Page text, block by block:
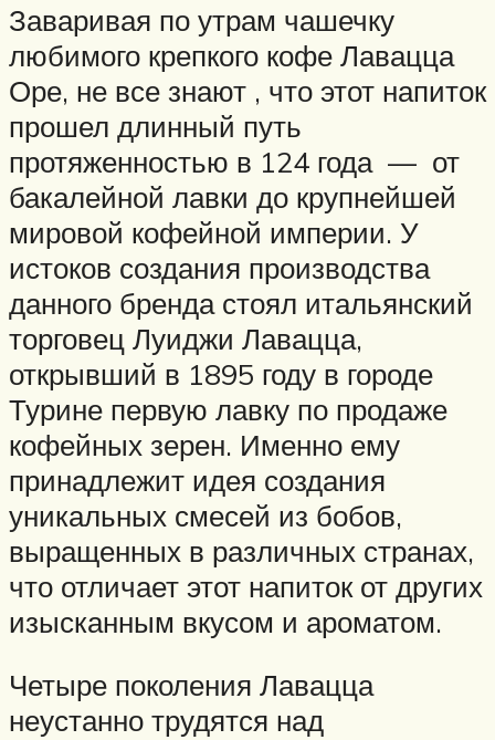
Заваривая по утрам чашечку
любимого крепкого кофе Лавацца
Оре, не все знают , что этот напиток
прошел длинный путь
протяженностью в 124 года — от
бакалейной лавки до крупнейшей
мировой кофейной империи. У
истоков создания производства
данного бренда стоял итальянский
торговец Луиджи Лавацца,
открывший в 1895 году в городе
Турине первую лавку по продаже
кофейных зерен. Именно ему
принадлежит идея создания
уникальных смесей из бобов,
выращенных в различных странах,
что отличает этот напиток от других
изысканным вкусом и ароматом.
Четыре поколения Лавацца
неустанно трудятся над